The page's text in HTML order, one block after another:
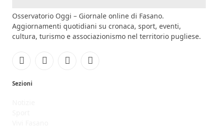
Osservatorio Oggi – Giornale online di Fasano.
Aggiornamenti quotidiani su cronaca, sport, eventi,
cultura, turismo e associazionismo nel territorio pugliese.
FacebookInstagramYouTubeRSS
Sezioni